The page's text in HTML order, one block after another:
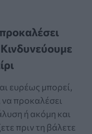
ευρέως μπορεί,
προκαλέσει
ή ακόμη και
πριν τη βάλετε